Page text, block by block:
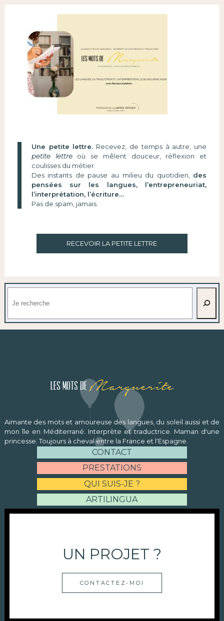
Une petite lettre. Recevez, de temps à autre, une
petite lettreoù se mêlent douceur, réflexion et
coulisses du métier.
Des instants de pause au milieu du quotidien, des
pensées sur les langues, l’entrepreneuriat,
l’interprétation, l’écriture…
Pas de spam, jamais.
RECEVOIR LA PETITE LETTRE
Les mots de Marguerite
Aimante des mots et amoureuse des langues, du soleil aussi et de
mon île en Méditerrané. Interprète et traductrice. Maman d'une
princesse. Toujours à cheval entre la France et l'Espagne.
CONTACT
PRESTATIONS
QUI SUIS-JE ?
ARTILINGUA
UN PROJET ?
CONTACTEZ-MOI